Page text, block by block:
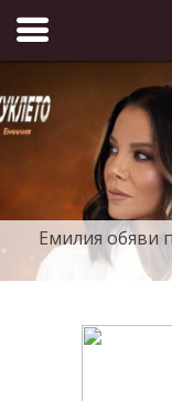
Folk.bg
Емилия обяви